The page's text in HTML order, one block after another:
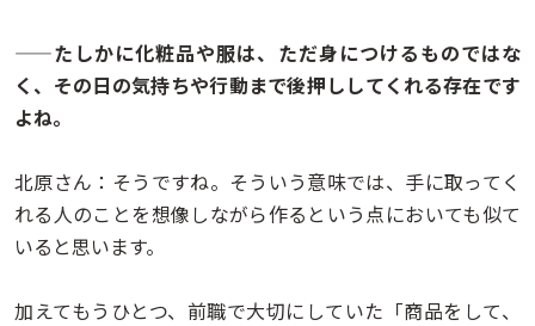
——たしかに化粧品や服は、ただ身につけるものではな
く、その日の気持ちや行動まで後押ししてくれる存在です
よね。
北原さん：そうですね。そういう意味では、手に取ってく
れる人のことを想像しながら作るという点においても似て
いると思います。
加えてもうひとつ、前職で大切にしていた「商品をして、